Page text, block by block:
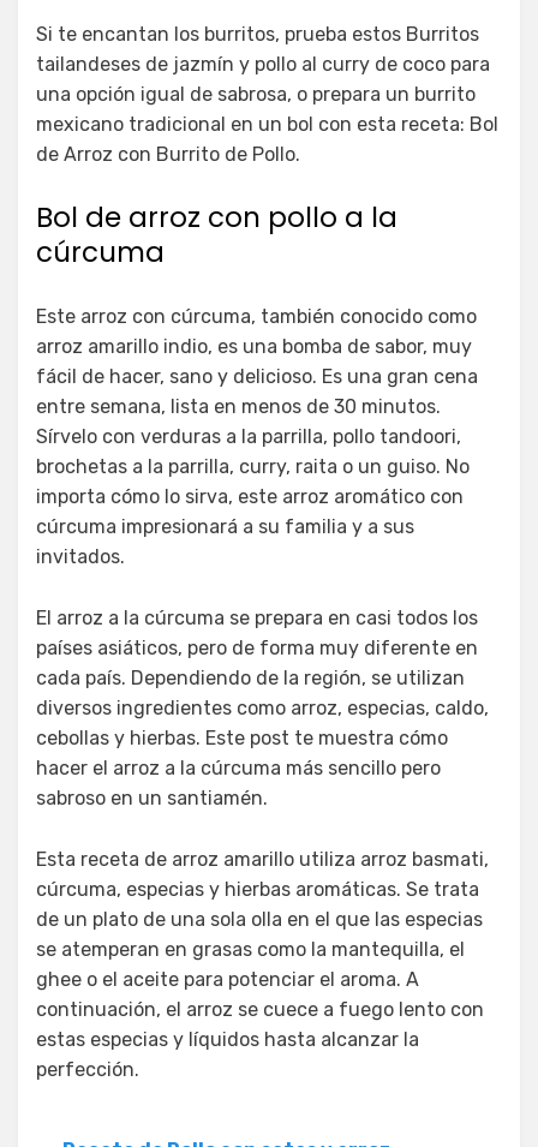
Si te encantan los burritos, prueba estos Burritos
tailandeses de jazmín y pollo al curry de coco para
una opción igual de sabrosa, o prepara un burrito
mexicano tradicional en un bol con esta receta: Bol
de Arroz con Burrito de Pollo.
Bol de arroz con pollo a la
cúrcuma
Este arroz con cúrcuma, también conocido como
arroz amarillo indio, es una bomba de sabor, muy
fácil de hacer, sano y delicioso. Es una gran cena
entre semana, lista en menos de 30 minutos.
Sírvelo con verduras a la parrilla, pollo tandoori,
brochetas a la parrilla, curry, raita o un guiso. No
importa cómo lo sirva, este arroz aromático con
cúrcuma impresionará a su familia y a sus
invitados.
El arroz a la cúrcuma se prepara en casi todos los
países asiáticos, pero de forma muy diferente en
cada país. Dependiendo de la región, se utilizan
diversos ingredientes como arroz, especias, caldo,
cebollas y hierbas. Este post te muestra cómo
hacer el arroz a la cúrcuma más sencillo pero
sabroso en un santiamén.
Esta receta de arroz amarillo utiliza arroz basmati,
cúrcuma, especias y hierbas aromáticas. Se trata
de un plato de una sola olla en el que las especias
se atemperan en grasas como la mantequilla, el
ghee o el aceite para potenciar el aroma. A
continuación, el arroz se cuece a fuego lento con
estas especias y líquidos hasta alcanzar la
perfección.